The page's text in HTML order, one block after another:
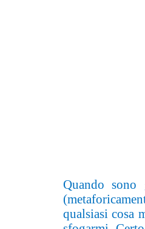
Quando
qualsiasi cosa